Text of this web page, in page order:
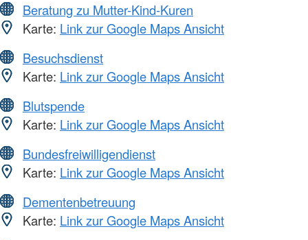
Beratung zu Mutter-Kind-Kuren
Karte: Link zur Google Maps Ansicht
Besuchsdienst
Karte: Link zur Google Maps Ansicht
Blutspende
Karte: Link zur Google Maps Ansicht
Bundesfreiwilligendienst
Karte: Link zur Google Maps Ansicht
Dementenbetreuung
Karte: Link zur Google Maps Ansicht